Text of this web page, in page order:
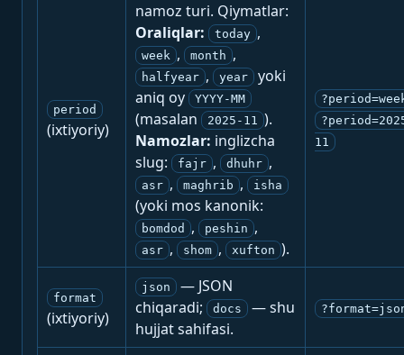
period
(ixtiyoriy)
namoz turi. Qiymatlar:
Oraliqlar:
today ,
week , month ,
halfyear , year
yoki
aniq oy
YYYY-MM
(masalan 2025-11 ).
Namozlar: inglizcha
slug:
fajr , dhuhr ,
asr , maghrib , isha
(yoki mos kanonik:
bomdod , peshin ,
asr , shom , xufton ).
11
format
(ixtiyoriy)
json
— JSON
chiqaradi;
docs
— shu
hujjat sahifasi.